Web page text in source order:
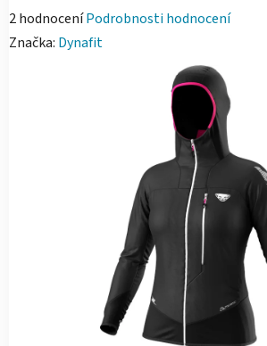
Průměrné
hodnocení
2 hodnoceníPodrobnosti hodnocení
Značka: Dynafit